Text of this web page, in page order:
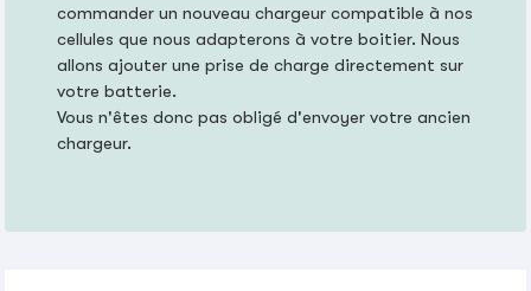
commander un nouveau chargeur compatible à nos
cellules que nous adapterons à votre boitier. Nous
allons ajouter une prise de charge directement sur
votre batterie.
Vous n'êtes donc pas obligé d'envoyer votre ancien
chargeur.